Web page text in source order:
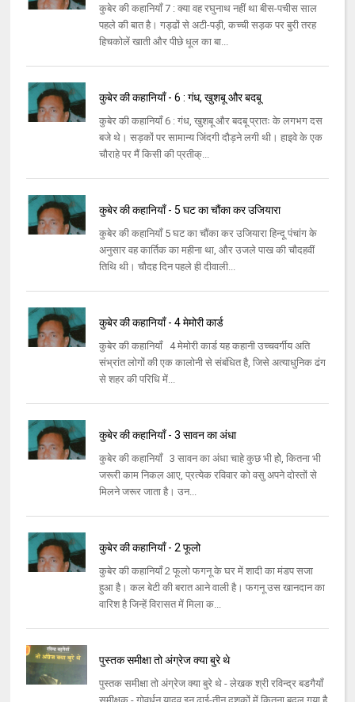
कुबेर की कहानियाँ 7 : क्या वह रघुनाथ नहीं था बीस-पचीस साल
पहले की बात है। गड्ढों से अटी-पड़ी, कच्ची सड़क पर बुरी तरह
हिचकोलें खाती और पीछे धूल का बा...
कुबेर की कहानियाँ - 6 : गंध, खुशबू और बदबू
कुबेर की कहानियाँ 6 : गंध, खुशबू और बदबू प्रातः के लगभग दस
बजे थे। सड़कों पर सामान्य जिंदगी दौड़ने लगी थी। हाइवे के एक
चौराहे पर मैं किसी की प्रतीक्...
कुबेर की कहानियाँ - 5 घट का चौंका कर उजियारा
कुबेर की कहानियाँ 5 घट का चौंका कर उजियारा हिन्दू पंचांग के
अनुसार वह कार्तिक का महीना था, और उजले पाख की चौदहवीं
तिथि थी। चौदह दिन पहले ही दीवाली...
कुबेर की कहानियाँ - 4 मेमोरी कार्ड
कुबेर की कहानियाँ 4 मेमोरी कार्ड यह कहानी उच्चवर्गीय अति
संभ्रांत लोगों की एक कालोनी से संबंधित है, जिसे अत्याधुनिक ढंग
से शहर की परिधि में...
कुबेर की कहानियाँ - 3 सावन का अंधा
कुबेर की कहानियाँ 3 सावन का अंधा चाहे कुछ भी होे, कितना भी
जरूरी काम निकल आए, प्रत्येक रविवार को वसु अपने दोस्तों से
मिलने जरूर जाता है। उन...
कुबेर की कहानियाँ - 2 फूलो
कुबेर की कहानियाँ 2 फूलो फगनू के घर में शादी का मंडप सजा
हुआ है। कल बेटी की बरात आने वाली है। फगनू उस खानदान का
वारिश है जिन्हें विरासत में मिला क...
पुस्तक समीक्षा तो अंग्रेज क्या बुरे थे
पुस्तक समीक्षा तो अंग्रेज क्या बुरे थे - लेखक श्री रविन्द्र बडगैयाँ